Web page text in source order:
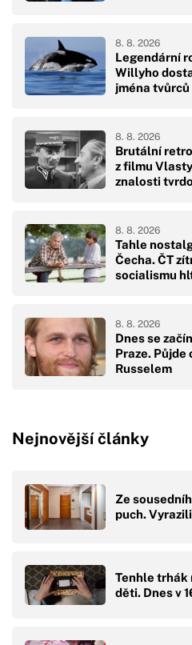
Legendární
Willyho
jména
8. 8. 2026
Brutální
z filmu
znalosti
8. 8. 2026
Tahle
Čecha. ČT
socialismu
8. 8. 2026
Dnes se
Praze. Půjde
Russelem
8. 8. 2026
Nejnovější články
Ze
puch.
Tenhle trhák
děti. Dnes v